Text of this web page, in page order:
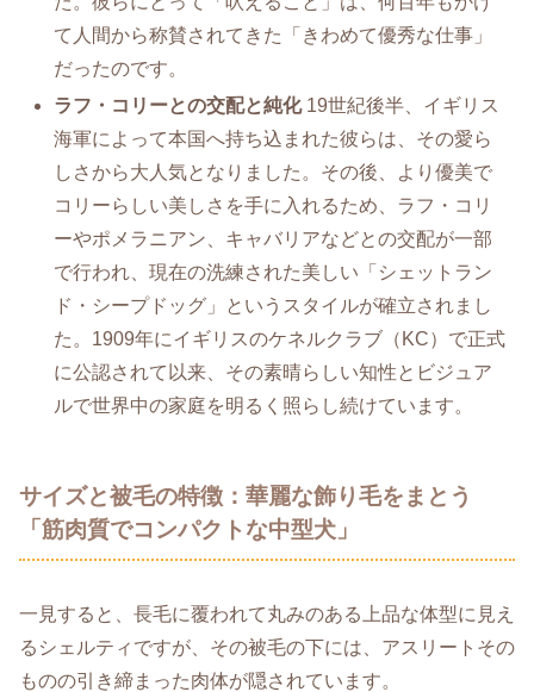
て人間から称賛されてきた「きわめて優秀な仕事」
だったのです。
ラフ・コリーとの交配と純化19世紀後半、イギリス
海軍によって本国へ持ち込まれた彼らは、その愛ら
しさから大人気となりました。その後、より優美で
コリーらしい美しさを手に入れるため、ラフ・コリ
ーやポメラニアン、キャバリアなどとの交配が一部
で行われ、現在の洗練された美しい「シェットラン
ド・シープドッグ」というスタイルが確立されまし
た。1909年にイギリスのケネルクラブ（KC）で正式
に公認されて以来、その素晴らしい知性とビジュア
ルで世界中の家庭を明るく照らし続けています。
サイズと被毛の特徴：華麗な飾り毛をまとう
「筋肉質でコンパクトな中型犬」
一見すると、長毛に覆われて丸みのある上品な体型に見え
るシェルティですが、その被毛の下には、アスリートその
ものの引き締まった肉体が隠されています。